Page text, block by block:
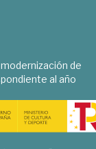
de
al año